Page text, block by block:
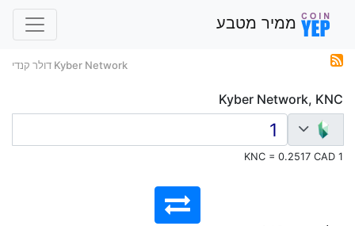
ממיר מטבע
Kyber Network דולר קנדי
Kyber Network, KNC
1 KNC = 0.2517 CAD